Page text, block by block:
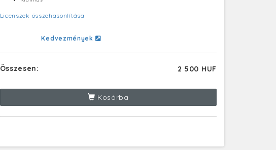
Licenszek összehasonlítása
Kedvezmények
Összesen: 2 500 HUF
Kosárba